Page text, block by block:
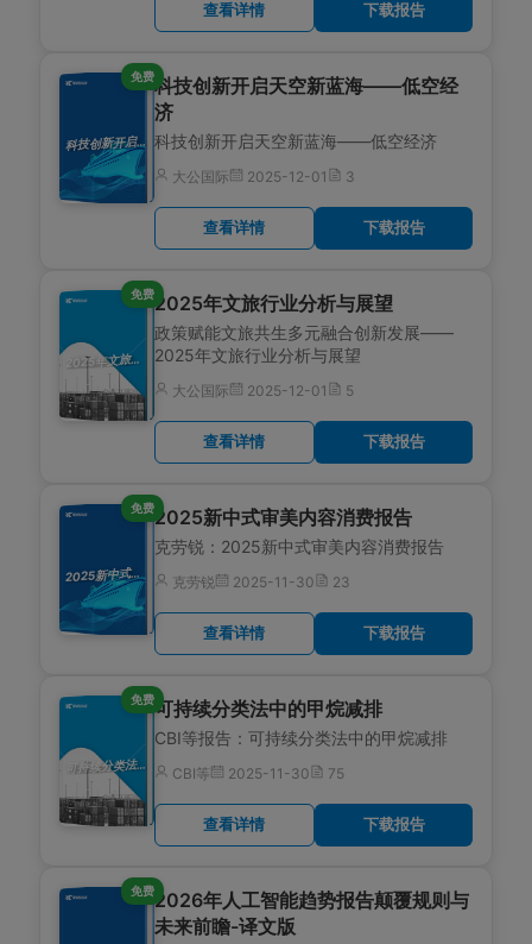
查看详情 下载报告
科技创新开启天空新蓝海——低空经济
免费科技创新开启天空新蓝海——低空经
济
科技创新开启天空新蓝海——低空经济
大公国际 2025-12-01 3
查看详情 下载报告
2025年文旅行业分析与展望
免费2025年文旅行业分析与展望
政策赋能文旅共生多元融合创新发展——
2025年文旅行业分析与展望
大公国际 2025-12-01 5
查看详情 下载报告
2025新中式审美内容消费报告
免费2025新中式审美内容消费报告
克劳锐：2025新中式审美内容消费报告
克劳锐 2025-11-30 23
查看详情 下载报告
可持续分类法中的甲烷减排
免费可持续分类法中的甲烷减排
CBI等报告：可持续分类法中的甲烷减排
CBI等 2025-11-30 75
查看详情 下载报告
免费2026年人工智能趋势报告颠覆规则与
未来前瞻-译文版